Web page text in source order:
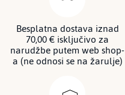
Besplatna dostava iznad
70,00 € isključivo za
narudžbe putem web shop-
a (ne odnosi se na žarulje)